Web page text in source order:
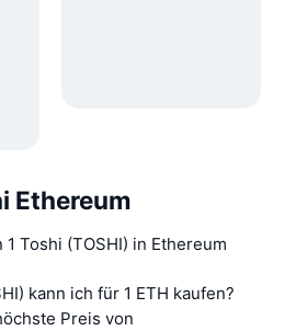
Ethereum
Toshi (TOSHI) in Ethereum
kann ich für 1 ETH kaufen?
Preis von